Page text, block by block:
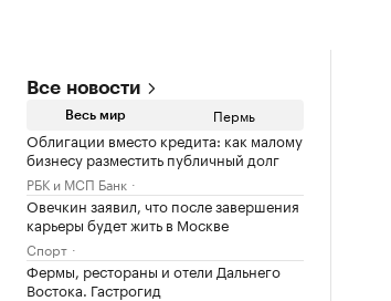
Все новости
Весь мир Пермь
Облигации вместо кредита: как малому
бизнесу разместить публичный долг
РБК и МСП Банк
Овечкин заявил, что после завершения
карьеры будет жить в Москве
Спорт
Фермы, рестораны и отели Дальнего
Востока. Гастрогид